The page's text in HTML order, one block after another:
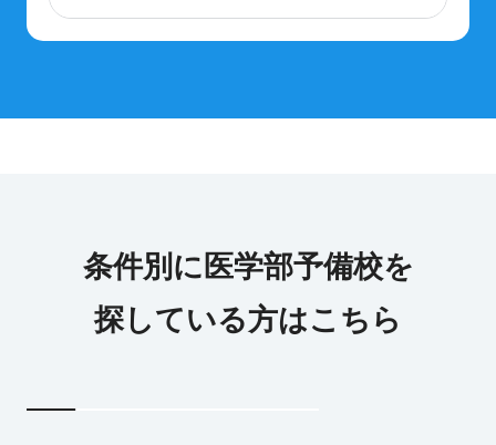
条件別に医学部予備校を
探している方はこちら